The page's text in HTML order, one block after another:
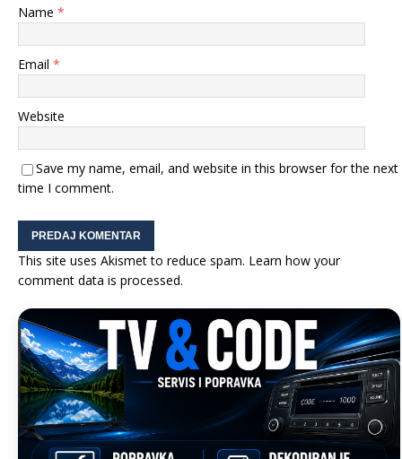
Name *
Email *
Website
Save my name, email, and website in this browser for the next
time I comment.
This site uses Akismet to reduce spam. Learn how your
comment data is processed.